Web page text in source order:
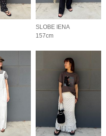
SLOBE IENA
157cm